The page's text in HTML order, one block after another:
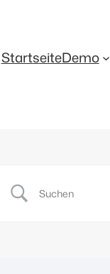
StartseiteDemo